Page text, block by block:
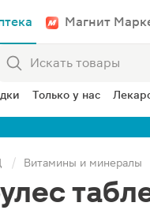
Магнит
Только у нас
Витамины и минералы